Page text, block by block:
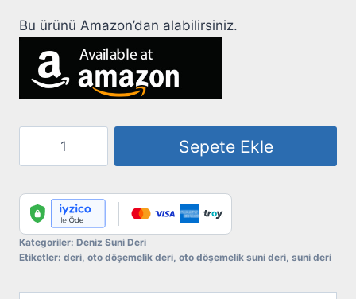
Bu ürünü Amazon’dan alabilirsiniz.
263
Açık
Gri
adet
Sepete Ekle
Kategoriler: Deniz Suni Deri
Etiketler: deri oto döşemelik deri oto döşemelik suni deri suni deri